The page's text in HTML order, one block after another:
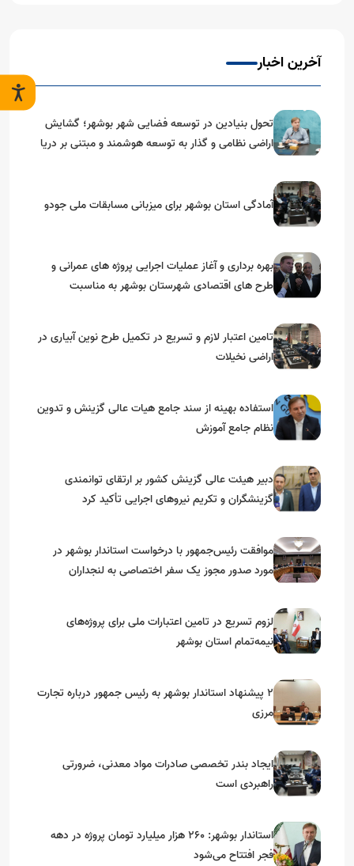
آخرین اخبار
تحول بنیادین در توسعه فضایی شهر بوشهر؛ گشایش
اراضی نظامی و گذار به توسعه هوشمند و مبتنی بر دریا
آمادگی استان بوشهر برای میزبانی مسابقات ملی جودو
بهره برداری و آغاز عملیات اجرایی پروژه های عمرانی و
طرح های اقتصادی شهرستان بوشهر به مناسبت
تامین اعتبار لازم و تسریع در تکمیل طرح نوین آبیاری در
اراضی نخیلات
استفاده بهینه از سند جامع هیات عالی گزینش و‌ تدوین
نظام جامع آموزش
دبیر هیئت عالی گزینش کشور بر ارتقای توانمندی
گزینشگران و تکریم نیروهای اجرایی تأکید کرد
موافقت رئیس‌جمهور با درخواست استاندار بوشهر در
مورد صدور مجوز یک سفر اختصاصی به لنجداران
لزوم تسریع در تامین اعتبارات ملی برای پروژه‌های
نیمه‌تمام استان بوشهر
۲ پیشنهاد استاندار بوشهر به رئیس جمهور درباره تجارت
مرزی
ایجاد بندر تخصصی صادرات مواد معدنی، ضرورتی
راهبردی است
استاندار بوشهر: ۲۶۰ هزار میلیارد تومان پروژه در دهه
فجر افتتاح می‌شود